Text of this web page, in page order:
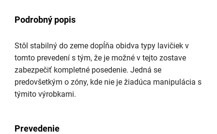
Podrobný popis
Stôl stabilný do zeme dopĺňa obidva typy lavičiek v
tomto prevedení s tým, že je možné v tejto zostave
zabezpečiť kompletné posedenie. Jedná se
predovšetkým o zóny, kde nie je žiadúca manipulácia s
týmito výrobkami.
Prevedenie